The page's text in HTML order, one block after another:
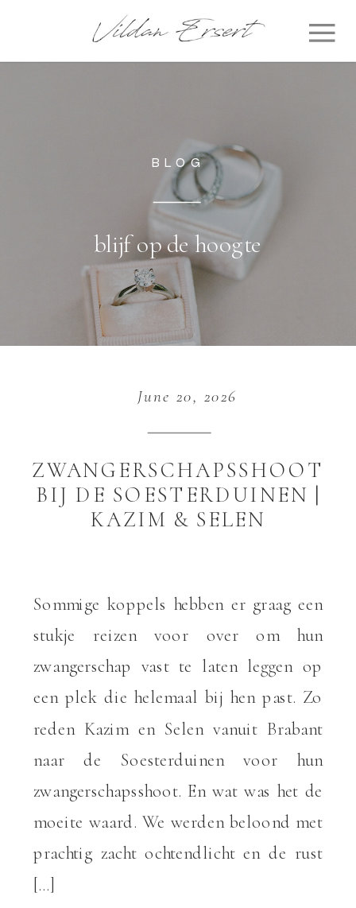
BLOG
blijf op de hoogte
Sommige koppels hebben er graag een
stukje reizen voor over om hun
zwangerschap vast te laten leggen op
een plek die helemaal bij hen past. Zo
reden Kazim en Selen vanuit Brabant
naar de Soesterduinen voor hun
zwangerschapsshoot. En wat was het de
moeite waard. We werden beloond met
prachtig zacht ochtendlicht en de rust
[…]
June 20, 2026
ZWANGERSCHAPSSHOOT
BIJ DE SOESTERDUINEN |
KAZIM & SELEN